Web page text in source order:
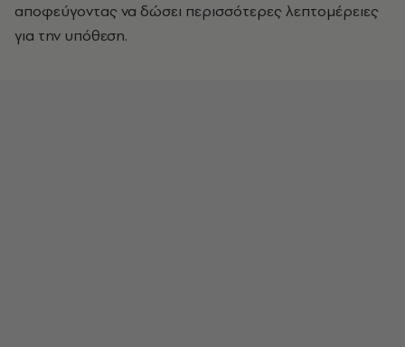
αποφεύγοντας να δώσει περισσότερες λεπτομέρειες
για την υπόθεση.